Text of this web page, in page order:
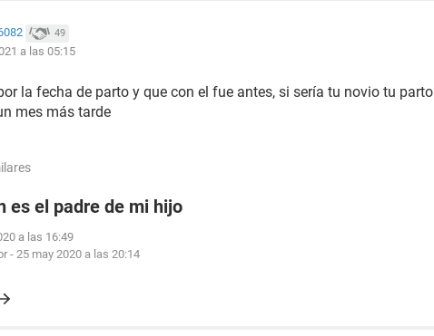
49
a las 05:15
la fecha de parto y que con el fue antes, si sería tu novio tu parto
mes más tarde
es el padre de mi hijo
a las 16:49
- 25 may 2020 a las 20:14